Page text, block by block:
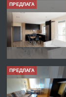
ПРЕДЛАГА
ПРЕДЛАГА